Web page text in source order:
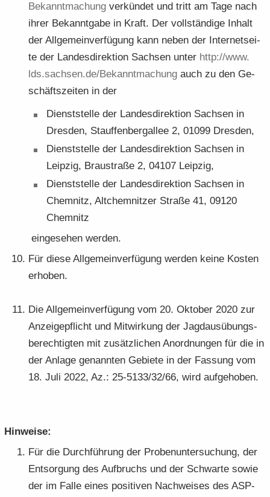
Bekanntmachung ver­kün­det und tritt am Tage nach
ihrer Be­kannt­ga­be in Kraft. Der voll­stän­di­ge In­halt
der All­ge­mein­ver­fü­gung kann neben der In­ter­net­sei­
te der Lan­des­di­rek­ti­on Sach­sen unter http:/​/​www.​
lds.​sachsen.​de/​Bekanntmachung auch zu den Ge­
schäfts­zei­ten in der
Dienst­stel­le der Lan­des­di­rek­ti­on Sach­sen in
Dres­den, Stauf­fen­berg­al­lee 2, 01099 Dres­den,
Dienst­stel­le der Lan­des­di­rek­ti­on Sach­sen in
Leip­zig, Brau­stra­ße 2, 04107 Leip­zig,
Dienst­stel­le der Lan­des­di­rek­ti­on Sach­sen in
Chem­nitz, Alt­chem­nit­zer Stra­ße 41, 09120
Chem­nitz
ein­ge­se­hen wer­den.
Für diese All­ge­mein­ver­fü­gung wer­den keine Kos­ten
er­ho­ben.
Die All­ge­mein­ver­fü­gung vom 20. Ok­to­ber 2020 zur
An­zei­ge­pflicht und Mit­wir­kung der Jagd­aus­übungs­
be­rech­tig­ten mit zu­sätz­li­chen An­ord­nun­gen für die in
der An­la­ge ge­nann­ten Ge­bie­te in der Fas­sung vom
18. Juli 2022, Az.: 25-5133/32/66, wird auf­ge­ho­ben.
Hin­wei­se:
Für die Durch­füh­rung der Pro­ben­un­ter­su­chung, der
Ent­sor­gung des Auf­bruchs und der Schwar­te sowie
der im Falle eines po­si­ti­ven Nach­wei­ses des ASP-​